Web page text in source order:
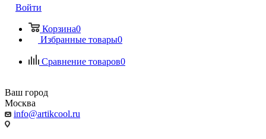
Войти
Корзина0
Избранные товары0
Сравнение товаров0
Ваш город
Москва
info@artikcool.ru